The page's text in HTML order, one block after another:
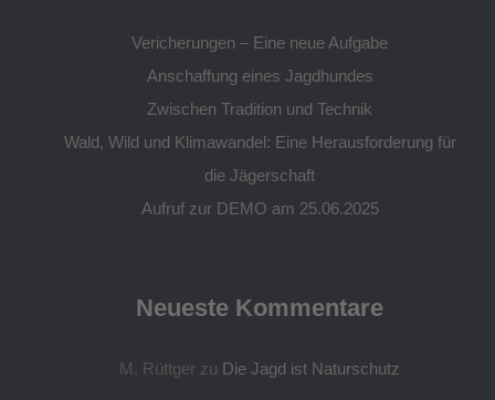
Vericherungen – Eine neue Aufgabe
Anschaffung eines Jagdhundes
Zwischen Tradition und Technik
Wald, Wild und Klimawandel: Eine Herausforderung für
die Jägerschaft
Aufruf zur DEMO am 25.06.2025
Neueste Kommentare
M. Rüttger zu Die Jagd ist Naturschutz